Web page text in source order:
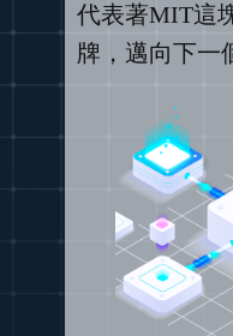
代表著MIT這
牌，邁向下一